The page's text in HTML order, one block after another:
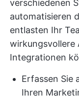
verschiedenen
automatisieren
entlasten Ihr
wirkungsvollere
Integrationen
Erfassen Sie
Ihren